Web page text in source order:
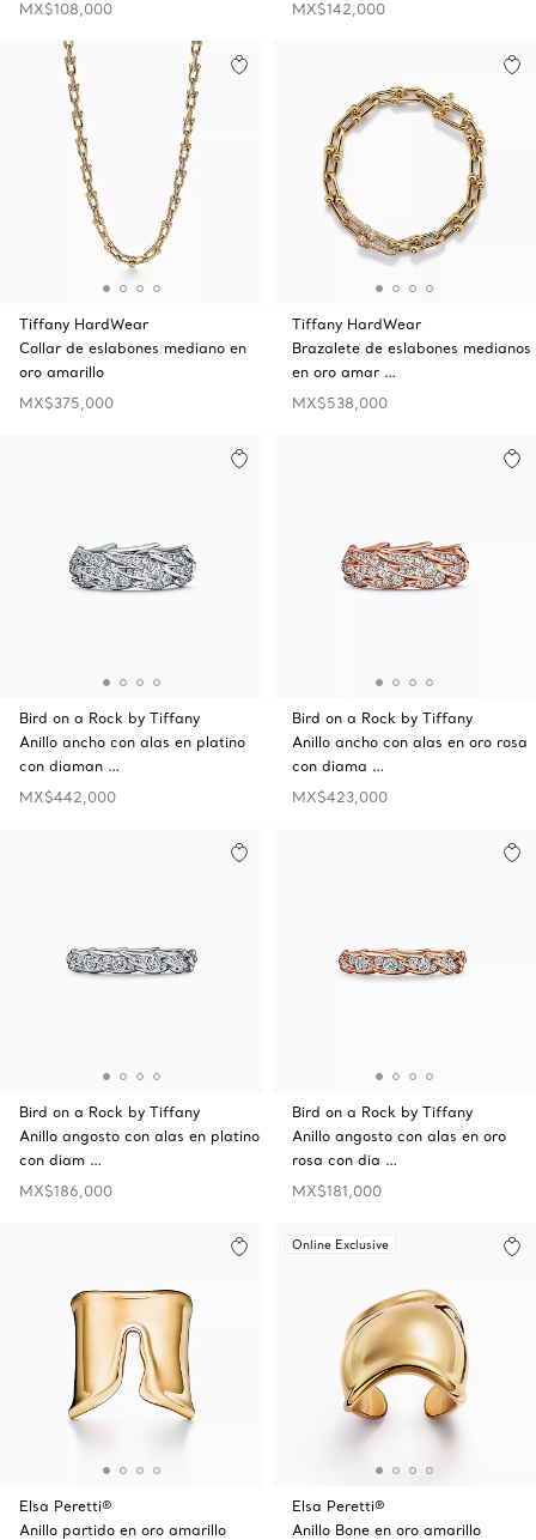
MX$108,000
MX$142,000
Tiffany HardWear
Collar de eslabones mediano en
oro amarillo
MX$375,000
Tiffany HardWear
Brazalete de eslabones medianos
en oro amar …
MX$538,000
Bird on a Rock by Tiffany
Anillo ancho con alas en platino
con diaman …
MX$442,000
Bird on a Rock by Tiffany
Anillo ancho con alas en oro rosa
con diama …
MX$423,000
Bird on a Rock by Tiffany
Anillo angosto con alas en platino
con diam …
MX$186,000
Bird on a Rock by Tiffany
Anillo angosto con alas en oro
rosa con dia …
MX$181,000
Elsa Peretti®
Anillo partido en oro amarillo
Online Exclusive
Elsa Peretti®
Anillo Bone en oro amarillo